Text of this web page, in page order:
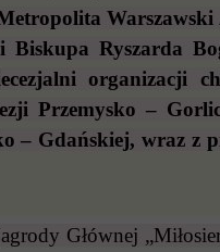
Biskupa Ryszarda
organizacji
Przemysko –
– Gdańskiej, wraz z
Głównej